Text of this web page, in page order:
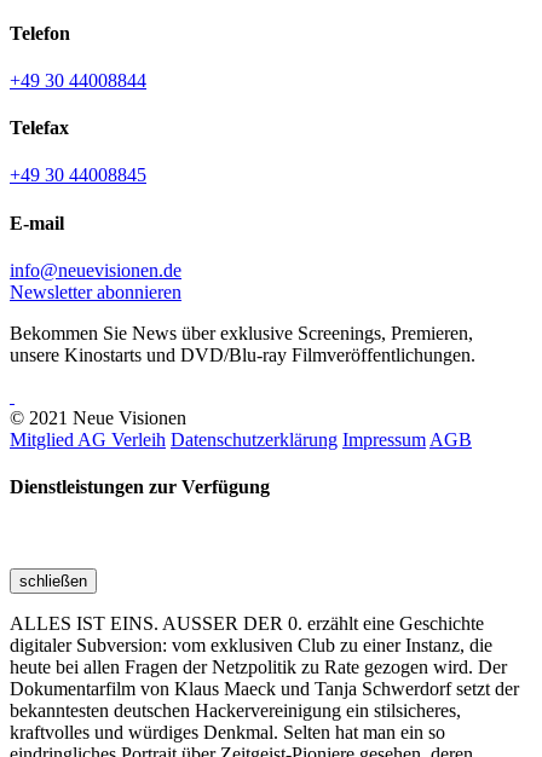
Telefon
+49 30 44008844
Telefax
+49 30 44008845
E-mail
info@neuevisionen.de
Newsletter abonnieren
Bekommen Sie News über exklusive Screenings, Premieren,
unsere Kinostarts und DVD/Blu-ray Filmveröffentlichungen.
© 2021 Neue Visionen
Mitglied AG Verleih Datenschutzerklärung Impressum AGB
Dienstleistungen zur Verfügung
schließen
ALLES IST EINS. AUSSER DER 0. erzählt eine Geschichte
digitaler Subversion: vom exklusiven Club zu einer Instanz, die
heute bei allen Fragen der Netzpolitik zu Rate gezogen wird. Der
Dokumentarfilm von Klaus Maeck und Tanja Schwerdorf setzt der
bekanntesten deutschen Hackervereinigung ein stilsicheres,
kraftvolles und würdiges Denkmal. Selten hat man ein so